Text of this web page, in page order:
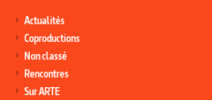
Actualités
Coproductions
Non classé
Rencontres
Sur ARTE